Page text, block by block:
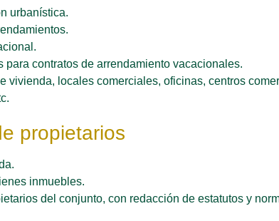
urbanística.
para contratos de arrendamiento vacacionales.
vivienda, locales comerciales, oficinas, centros
propietarios
inmuebles.
del conjunto, con redacción de estatutos y